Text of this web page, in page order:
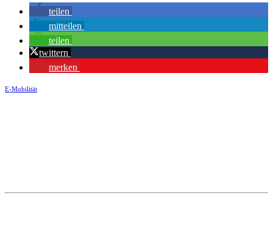
teilen
mitteilen
teilen
twittern
merken
E-Mobilität